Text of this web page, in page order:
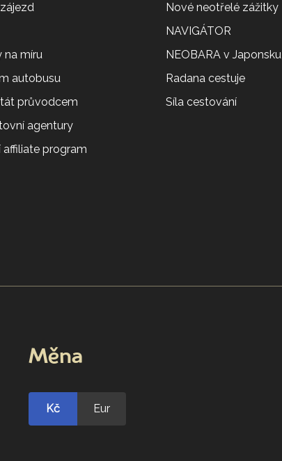
na míru
autobusu
průvodcem
agentury
affiliate program
Nové neotřelé zážitky
NAVIGÁTOR
NEOBARA v Japonsku
Radana cestuje
Síla cestování
Měna
Kč Eur